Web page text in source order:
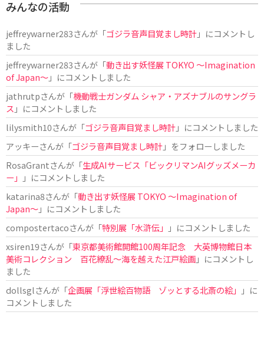
みんなの活動
jeffreywarner283さんが「ゴジラ音声目覚まし時計」にコメントし
ました
jeffreywarner283さんが「動き出す妖怪展 TOKYO 〜Imagination
of Japan〜」にコメントしました
jathrutpさんが「機動戦士ガンダム シャア・アズナブルのサングラ
ス 」にコメントしました
lilysmith10さんが「ゴジラ音声目覚まし時計」にコメントしました
アッキーさんが「ゴジラ音声目覚まし時計」をフォローしました
RosaGrantさんが「生成AIサービス「ビックリマンAIグッズメーカ
ー」
」にコメントしました
katarina8さんが「動き出す妖怪展 TOKYO 〜Imagination of
Japan〜」にコメントしました
compostertacoさんが「特別展「水滸伝」
」にコメントしました
xsiren19さんが「東京都美術館開館100周年記念 大英博物館日本
美術コレクション 百花繚乱～海を越えた江戸絵画」にコメントし
ました
dollsglさんが「企画展「浮世絵百物語 ゾッとする北斎の絵」
」に
コメントしました